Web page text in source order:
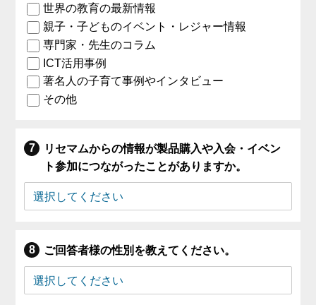
世界の教育の最新情報
親子・子どものイベント・レジャー情報
専門家・先生のコラム
ICT活用事例
著名人の子育て事例やインタビュー
その他
リセマムからの情報が製品購入や入会・イベン
ト参加につながったことがありますか。
ご回答者様の性別を教えてください。